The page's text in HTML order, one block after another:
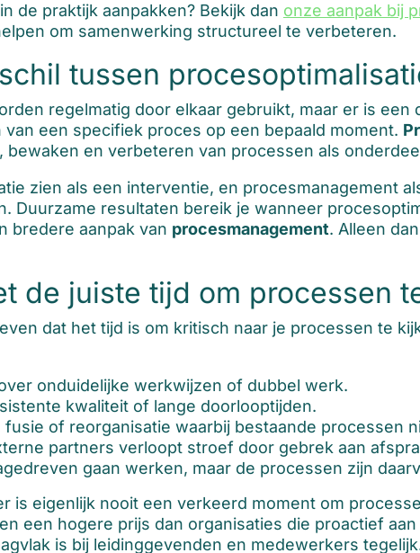
de praktijk aanpakken? Bekijk dan onze aanpak bij
om samenwerking structureel te verbeteren.
tussen
regelmatig door elkaar gebruikt, maar er is een
een specifiek proces op een bepaald moment.
en verbeteren van processen als
zien als een interventie, en procesmanagement
Duurzame resultaten bereik je wanneer
bredere aanpak van procesmanagement. Alleen
de juiste tijd om processen
dat het tijd is om kritisch naar je processen te
onduidelijke werkwijzen of dubbel werk.
kwaliteit of lange doorlooptijden.
fusie of reorganisatie waarbij bestaande processen
partners verloopt stroef door gebrek aan
gaan werken, maar de processen zijn
is eigenlijk nooit een verkeerd moment om
een hogere prijs dan organisaties die proactief
is bij leidinggevenden en medewerkers